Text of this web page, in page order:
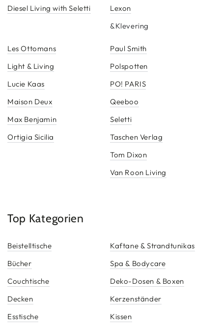
Diesel Living with Seletti
Lexon
&Klevering
Les Ottomans
Light & Living
Lucie Kaas
Maison Deux
Max Benjamin
Ortigia Sicilia
Paul Smith
Polspotten
PO! PARIS
Qeeboo
Seletti
Taschen Verlag
Tom Dixon
Van Roon Living
Top Kategorien
Beistelltische
Bücher
Couchtische
Decken
Esstische
Kaftane & Strandtunikas
Spa & Bodycare
Deko-Dosen & Boxen
Kerzenständer
Kissen